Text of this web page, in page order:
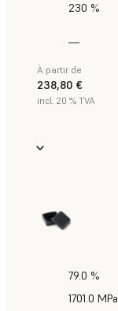
À partir de
238,80 €
incl. 20 % TVA
230 %
—
79.0 %
1701.0 MPa